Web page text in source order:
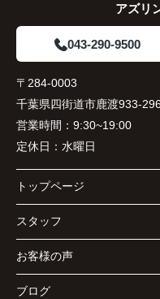
アズリ
043-290-9500
〒284-0003
千葉県四街道市鹿渡933-296
営業時間： 9:30~19:00
定休日： 水曜日
トップページ
スタッフ
お客様の声
ブログ